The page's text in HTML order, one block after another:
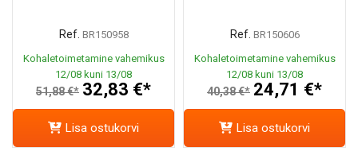
Ref. BR150958
Kohaletoimetamine vahemikus
12/08 kuni 13/08
51,88 €* 32,83 €*
Lisa ostukorvi
Ref. BR150606
Kohaletoimetamine vahemikus
12/08 kuni 13/08
40,38 €* 24,71 €*
Lisa ostukorvi